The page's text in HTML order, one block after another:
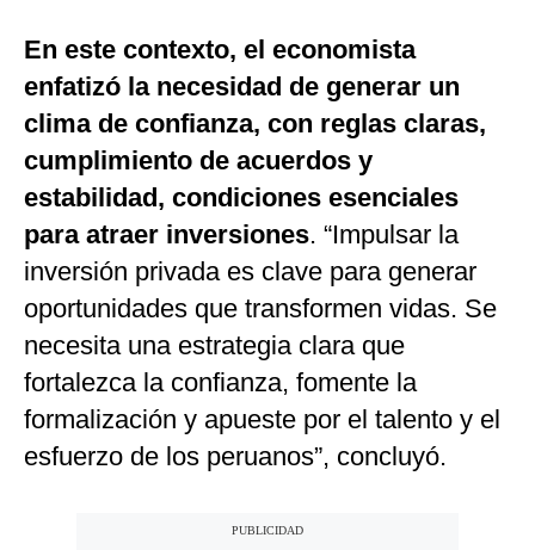
En este contexto, el economista
enfatizó la necesidad de generar un
clima de confianza, con reglas claras,
cumplimiento de acuerdos y
estabilidad, condiciones esenciales
para atraer inversiones. “Impulsar la
inversión privada es clave para generar
oportunidades que transformen vidas. Se
necesita una estrategia clara que
fortalezca la confianza, fomente la
formalización y apueste por el talento y el
esfuerzo de los peruanos”, concluyó.